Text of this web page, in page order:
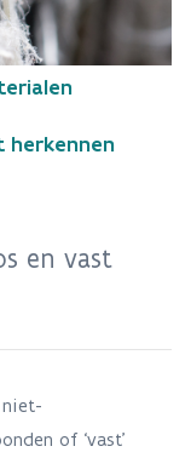
herkennen
en vast
of ‘vast’